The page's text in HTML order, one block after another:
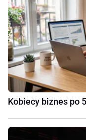
Kobiecy biznes po